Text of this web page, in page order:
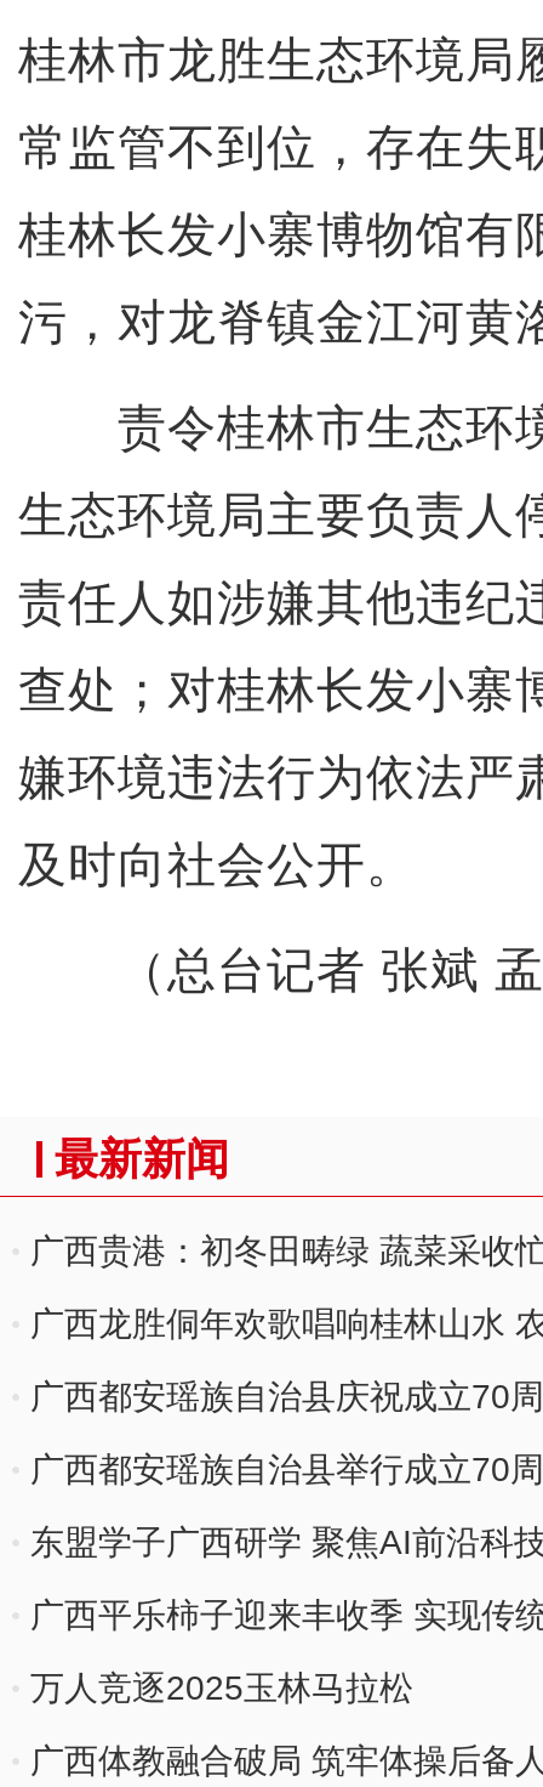
桂林市龙胜生态环境局
常监管不到位，存在失
桂林长发小寨博物馆有
污，对龙脊镇金江河黄
责令桂林市生态环
生态环境局主要负责人
责任人如涉嫌其他违纪
查处；对桂林长发小寨
嫌环境违法行为依法严
及时向社会公开。
（总台记者 张斌 孟
最新新闻
广西贵港：初冬田畴绿 蔬菜采收
广西龙胜侗年欢歌唱响桂林山水
广西都安瑶族自治县庆祝成立70
广西都安瑶族自治县举行成立70
东盟学子广西研学 聚焦AI前沿科
广西平乐柿子迎来丰收季 实现传
万人竞逐2025玉林马拉松
广西体教融合破局 筑牢体操后备